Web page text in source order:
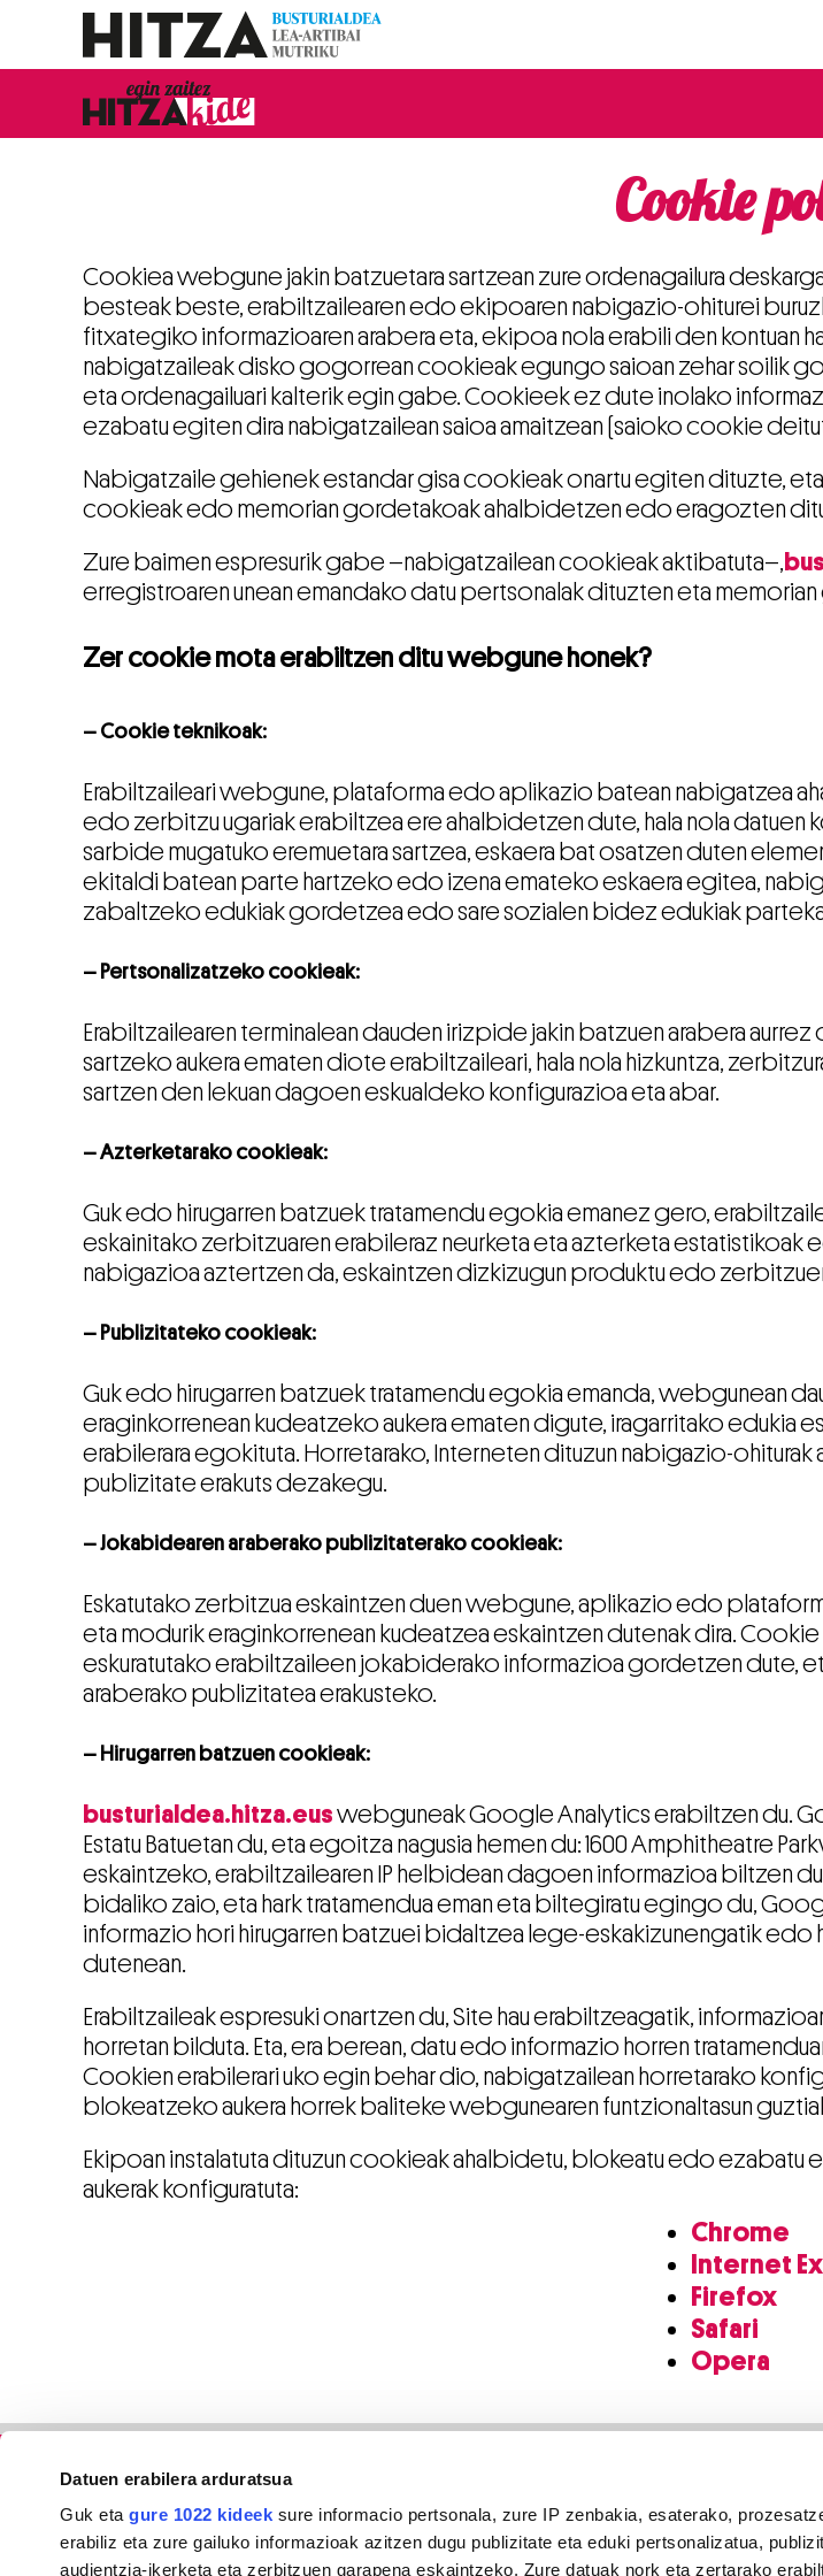
Datuen erabilera arduratsua
Guk etagure 1022 kideek sure informacio pertsonala, zure IP zenbakia, esaterako,
erabiliz eta zure gailuko informazioak azitzen dugu publizitate eta eduki pertsonalizatua,
audientzia-ikerketa eta zerbitzuen garapena eskaintzeko. Zure datuak nork eta zertarako
Cookie
Cookiea webgune jakin batzuetara sartzean zure ordenagailura
besteak beste, erabiltzailearen edo ekipoaren nabigazio-ohiturei
fitxategiko informazioaren arabera eta, ekipoa nola erabili den kontuan
nabigatzaileak disko gogorrean cookieak egungo saioan zehar soilik
eta ordenagailuari kalterik egin gabe. Cookieek ez dute inolako
ezabatu egiten dira nabigatzailean saioa amaitzean (saioko cookie
Nabigatzaile gehienek estandar gisa cookieak onartu egiten dituzte,
cookieak edo memorian gordetakoak ahalbidetzen edo eragozten
Zure baimen espresurik gabe –nabigatzailean cookieak aktibatuta–,
erregistroaren unean emandako datu pertsonalak dituzten eta
Zer cookie mota erabiltzen ditu webgune honek?
– Cookie teknikoak:
Erabiltzaileari webgune, plataforma edo aplikazio batean nabigatzea
edo zerbitzu ugariak erabiltzea ere ahalbidetzen dute, hala nola datuen
sarbide mugatuko eremuetara sartzea, eskaera bat osatzen duten
ekitaldi batean parte hartzeko edo izena emateko eskaera egitea,
zabaltzeko edukiak gordetzea edo sare sozialen bidez edukiak
– Pertsonalizatzeko cookieak:
Erabiltzailearen terminalean dauden irizpide jakin batzuen arabera
sartzeko aukera ematen diote erabiltzaileari, hala nola hizkuntza,
sartzen den lekuan dagoen eskualdeko konfigurazioa eta abar.
– Azterketarako cookieak:
Guk edo hirugarren batzuek tratamendu egokia emanez gero,
eskainitako zerbitzuaren erabileraz neurketa eta azterketa estatistikoak
nabigazioa aztertzen da, eskaintzen dizkizugun produktu edo
– Publizitateko cookieak:
Guk edo hirugarren batzuek tratamendu egokia emanda, webgunean
eraginkorrenean kudeatzeko aukera ematen digute, iragarritako edukia
erabilerara egokituta. Horretarako, Interneten dituzun nabigazio-
publizitate erakuts dezakegu.
– Jokabidearen araberako publizitaterako cookieak:
Eskatutako zerbitzua eskaintzen duen webgune, aplikazio edo
eta modurik eraginkorrenean kudeatzea eskaintzen dutenak dira.
eskuratutako erabiltzaileen jokabiderako informazioa gordetzen dute,
araberako publizitatea erakusteko.
– Hirugarren batzuen cookieak:
busturialdea.hitza.euswebguneak Google Analytics erabiltzen du.
Estatu Batuetan du, eta egoitza nagusia hemen du: 1600 Amphitheatre
eskaintzeko, erabiltzailearen IP helbidean dagoen informazioa biltzen
bidaliko zaio, eta hark tratamendua eman eta biltegiratu egingo du,
informazio hori hirugarren batzuei bidaltzea lege-eskakizunengatik
dutenean.
Erabiltzaileak espresuki onartzen du, Site hau erabiltzeagatik,
horretan bilduta. Eta, era berean, datu edo informazio horren
Cookien erabilerari uko egin behar dio, nabigatzailean horretarako
blokeatzeko aukera horrek baliteke webgunearen funtzionaltasun
Ekipoan instalatuta dituzun cookieak ahalbidetu, blokeatu edo ezabatu
aukerak konfiguratuta:
Chrome
Internet
Firefox
Safari
Opera
Bezero